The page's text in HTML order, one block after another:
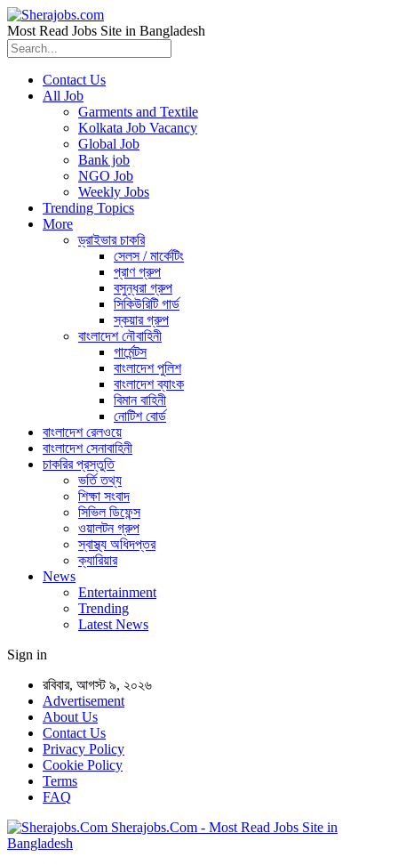
Most Read Jobs Site in Bangladesh
Contact Us
All Job
Garments and Textile
Kolkata Job Vacancy
Global Job
Bank job
NGO Job
Weekly Jobs
Trending Topics
More
ড্রাইভার চাকরি
সেলস / মার্কেটিং
প্রাণ গ্রুপ
বসুন্ধরা গ্রুপ
সিকিউরিটি গার্ড
স্কয়ার গ্রুপ
বাংলাদেশ নৌবাহিনী
গার্মেন্টস
বাংলাদেশ পুলিশ
বাংলাদেশ ব্যাংক
বিমান বাহিনী
নোটিশ বোর্ড
বাংলাদেশ রেলওয়ে
বাংলাদেশ সেনাবাহিনী
চাকরির প্রস্তুতি
ভর্তি তথ্য
শিক্ষা সংবাদ
সিভিল ডিফেন্স
ওয়ালটন গ্রুপ
স্বাস্থ্য অধিদপ্তর
ক্যারিয়ার
News
Entertainment
Trending
Latest News
Sign in
রবিবার, আগস্ট ৯, ২০২৬
Advertisement
About Us
Contact Us
Privacy Policy
Cookie Policy
Terms
FAQ
Sherajobs.Com - Most Read Jobs Site in
Bangladesh